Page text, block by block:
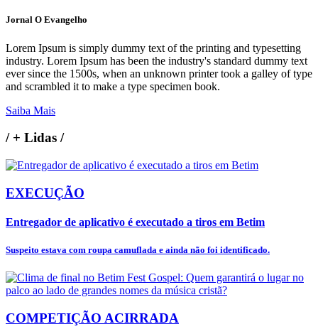
Jornal O Evangelho
Lorem Ipsum is simply dummy text of the printing and typesetting
industry. Lorem Ipsum has been the industry's standard dummy text
ever since the 1500s, when an unknown printer took a galley of type
and scrambled it to make a type specimen book.
Saiba Mais
/+ Lidas /
EXECUÇÃO
Entregador de aplicativo é executado a tiros em Betim
Suspeito estava com roupa camuflada e ainda não foi identificado.
COMPETIÇÃO ACIRRADA